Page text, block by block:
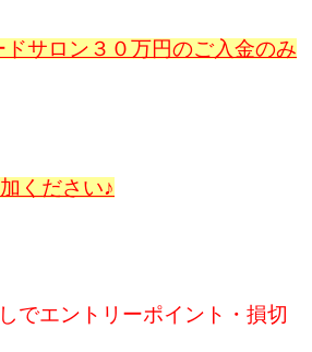
サロン３０万円のご入金のみ
ください♪
でエントリーポイント・損切